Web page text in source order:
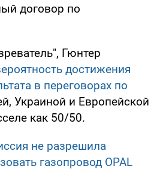
договор по
Гюнтер
достижения
в переговорах по
Украиной и Европейской
как 50/50.
не разрешила
газопровод OPAL